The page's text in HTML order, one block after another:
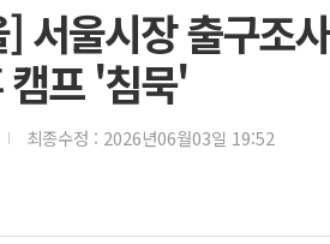
서울시장 출구조
프 '침묵'
최종수정 : 2026년06월03일 19:52